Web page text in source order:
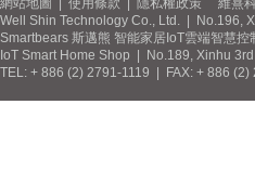
網站地圖 使用條款 隱私權政策 維熹科
Well Shin Technology Co., Ltd. | No.196,
Smartbears 斯邁熊 智能家居IoT雲端智慧
IoT Smart Home Shop | No.189, Xinhu
TEL: + 886 (2) 2791-1119 | FAX: + 886